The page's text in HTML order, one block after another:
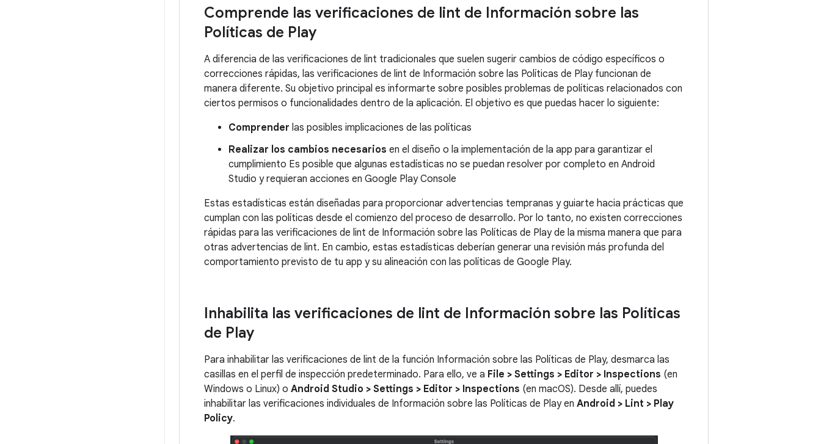
Comprende las verificaciones de lint de Información sobre las
Políticas de Play
A diferencia de las verificaciones de lint tradicionales que suelen sugerir cambios de código específicos o
correcciones rápidas, las verificaciones de lint de Información sobre las Políticas de Play funcionan de
manera diferente. Su objetivo principal es informarte sobre posibles problemas de políticas relacionados con
ciertos permisos o funcionalidades dentro de la aplicación. El objetivo es que puedas hacer lo siguiente:
Comprender las posibles implicaciones de las políticas
Realizar los cambios necesarios en el diseño o la implementación de la app para garantizar el
cumplimiento Es posible que algunas estadísticas no se puedan resolver por completo en Android
Studio y requieran acciones en Google Play Console
Estas estadísticas están diseñadas para proporcionar advertencias tempranas y guiarte hacia prácticas que
cumplan con las políticas desde el comienzo del proceso de desarrollo. Por lo tanto, no existen correcciones
rápidas para las verificaciones de lint de Información sobre las Políticas de Play de la misma manera que para
otras advertencias de lint. En cambio, estas estadísticas deberían generar una revisión más profunda del
comportamiento previsto de tu app y su alineación con las políticas de Google Play.
Inhabilita las verificaciones de lint de Información sobre las Políticas
de Play
Para inhabilitar las verificaciones de lint de la función Información sobre las Políticas de Play, desmarca las
casillas en el perfil de inspección predeterminado. Para ello, ve a File > Settings > Editor > Inspections (en
Windows o Linux) o Android Studio > Settings > Editor > Inspections (en macOS). Desde allí, puedes
inhabilitar las verificaciones individuales de Información sobre las Políticas de Play en Android > Lint > Play
Policy.